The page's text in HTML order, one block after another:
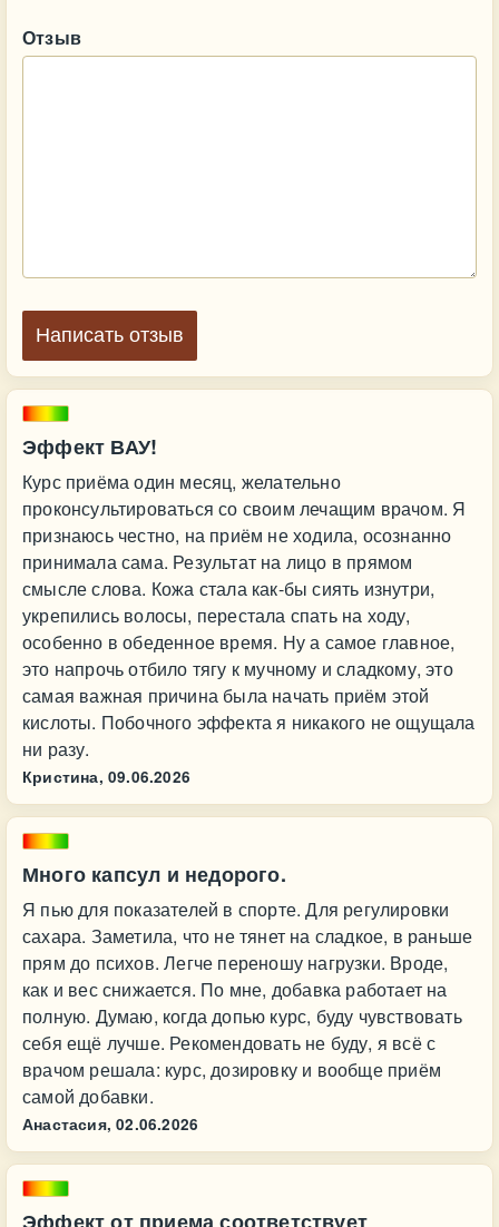
Эффект ВАУ!
Курс приёма один месяц, желательно
проконсультироваться со своим лечащим врачом. Я
признаюсь честно, на приём не ходила, осознанно
принимала сама. Результат на лицо в прямом
смысле слова. Кожа стала как-бы сиять изнутри,
укрепились волосы, перестала спать на ходу,
особенно в обеденное время. Ну а самое главное,
это напрочь отбило тягу к мучному и сладкому, это
самая важная причина была начать приём этой
кислоты. Побочного эффекта я никакого не ощущала
ни разу.
Кристина, 09.06.2026
Много капсул и недорого.
Я пью для показателей в спорте. Для регулировки
сахара. Заметила, что не тянет на сладкое, в раньше
прям до психов. Легче переношу нагрузки. Вроде,
как и вес снижается. По мне, добавка работает на
полную. Думаю, когда допью курс, буду чувствовать
себя ещё лучше. Рекомендовать не буду, я всё с
врачом решала: курс, дозировку и вообще приём
самой добавки.
Анастасия, 02.06.2026
Отзыв
Написать отзыв